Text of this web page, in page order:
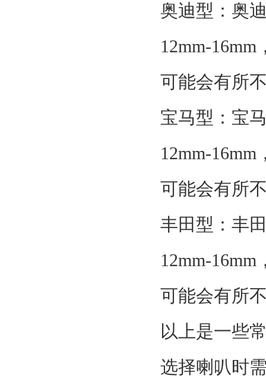
奥迪型：奥
12mm-
可能会有所
宝马型：宝
12mm-
可能会有所
丰田型：丰
12mm-
可能会有所
以上是一些
选择喇叭时